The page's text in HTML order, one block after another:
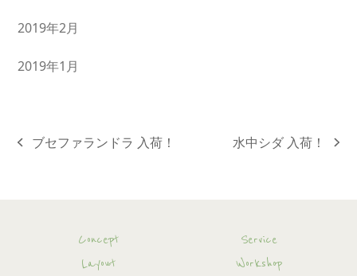
2019年2月
2019年1月
previous
ブセファランドラ 入荷！
next
水中シダ 入荷！
Concept
Service
Layout
Workshop